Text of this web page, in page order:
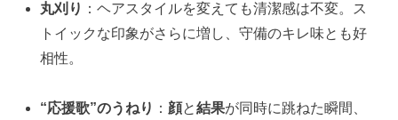
丸刈り ：ヘアスタイルを変えても清潔感は不変。ス
トイックな印象がさらに増し、守備のキレ味とも好
相性。
“応援歌”のうねり ： 顔と結果が同時に跳ねた瞬間、